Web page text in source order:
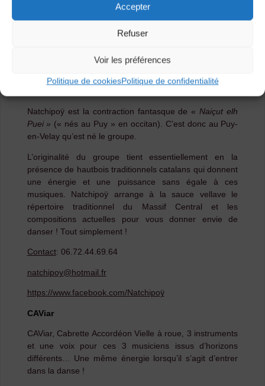
Accepter
Refuser
Voir les préférences
Politique de cookiesPolitique de confidentialité
dans l’interprétation des bourrées à deux danseurs
(posture, variations de déplacements, personnalisation
du pas…) alternera avec la pratique des bourrées à
Pour cet atelier, il est indispensable d’être à l’aise avec
Natchipoÿ est la contraction fantasque de «Naiçut elh
Puei » (« nés au Puy » en occitan). C’est donc au Puy-
en-Velay qu’est né le groupe.
L’originalité du groupe tient essentiellement en la
présence de hautbois traditionnels catalans qui donnent
une énergie et une puissance sans égale à ces
musiques. Natchipoÿ arrange à la sauce vellave le
répertoire traditionnel du Massif Central et les
compositions actuelles pour vous donner envie de
danser ! Tout simplement !
Contact: 06.72.44.69.64
natchipoy@hotmail.fr
https://www.facebook.com/Natchipoÿ
CAViar
CAViar, Cabrette Accordéon Vielle à roue, 3 instruments
et une voix pour ces 3 musiciens issus d’horizons
différents… Une même énergie lorsqu’il s’agit d’entrer
dans la danse !